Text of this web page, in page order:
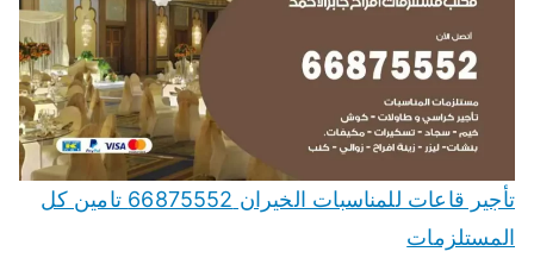
تأجير قاعات للمناسبات الخيران 66875552 تامين كل
المستلزمات